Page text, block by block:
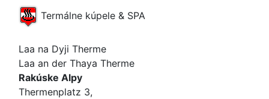
Termálne kúpele & SPA
Laa na Dyji Therme
Laa an der Thaya Therme
Rakúske Alpy
Thermenplatz 3,